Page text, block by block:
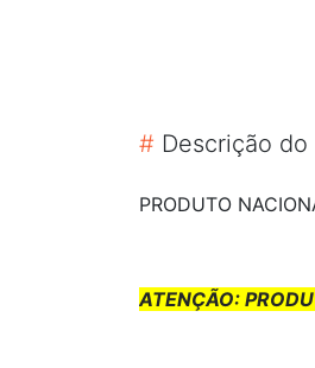
# Descrição
PRODUTO
ATENÇÃO: